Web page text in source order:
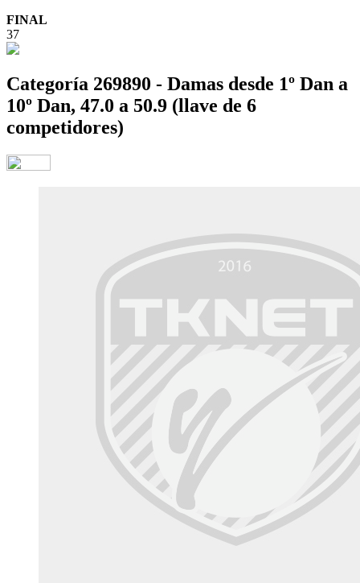
FINAL
37
Categoría 269890 - Damas desde 1º Dan a
10º Dan, 47.0 a 50.9 (llave de 6
competidores)